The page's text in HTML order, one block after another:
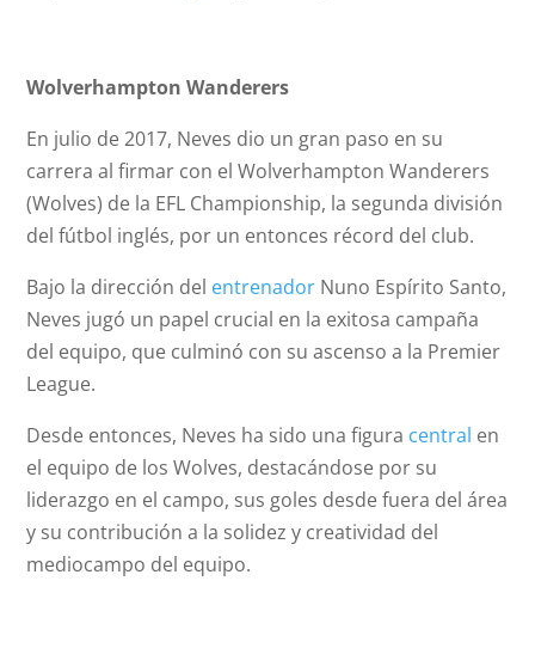
Wolverhampton Wanderers
En julio de 2017, Neves dio un gran paso en su
carrera al firmar con el Wolverhampton Wanderers
(Wolves) de la EFL Championship, la segunda división
del fútbol inglés, por un entonces récord del club.
Bajo la dirección del entrenador Nuno Espírito Santo,
Neves jugó un papel crucial en la exitosa campaña
del equipo, que culminó con su ascenso a la Premier
League.
Desde entonces, Neves ha sido una figura central en
el equipo de los Wolves, destacándose por su
liderazgo en el campo, sus goles desde fuera del área
y su contribución a la solidez y creatividad del
mediocampo del equipo.